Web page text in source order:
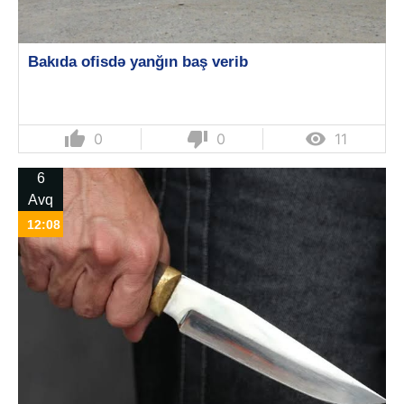
Bakıda ofisdə yanğın baş verib
thumb_up 0 thumb_down 0  11
6
Avq
12:08